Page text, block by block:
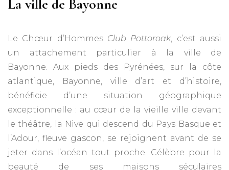
La ville de Bayonne
Le Chœur d’Hommes Club Pottoroak, c’est aussi
un attachement particulier à la ville de
Bayonne. Aux pieds des Pyrénées, sur la côte
atlantique, Bayonne, ville d’art et d’histoire,
bénéficie d’une situation géographique
exceptionnelle : au cœur de la vieille ville devant
le théâtre, la Nive qui descend du Pays Basque et
l’Adour, fleuve gascon, se rejoignent avant de se
jeter dans l’océan tout proche. Célèbre pour la
beauté de ses maisons séculaires